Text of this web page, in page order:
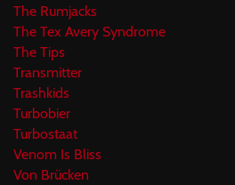
The Rumjacks
The Tex Avery Syndrome
The Tips
Transmitter
Trashkids
Turbobier
Turbostaat
Venom Is Bliss
Von Brücken